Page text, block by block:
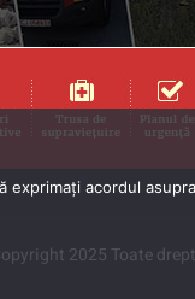
2025 Toate
acordul